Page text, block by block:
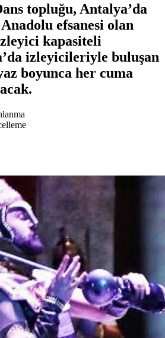
topluğu, Antalya’da
efsanesi olan
kapasiteli
izleyicileriyle buluşan
boyunca her cuma